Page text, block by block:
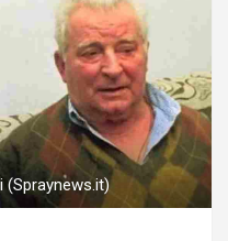
(Spraynews.it)